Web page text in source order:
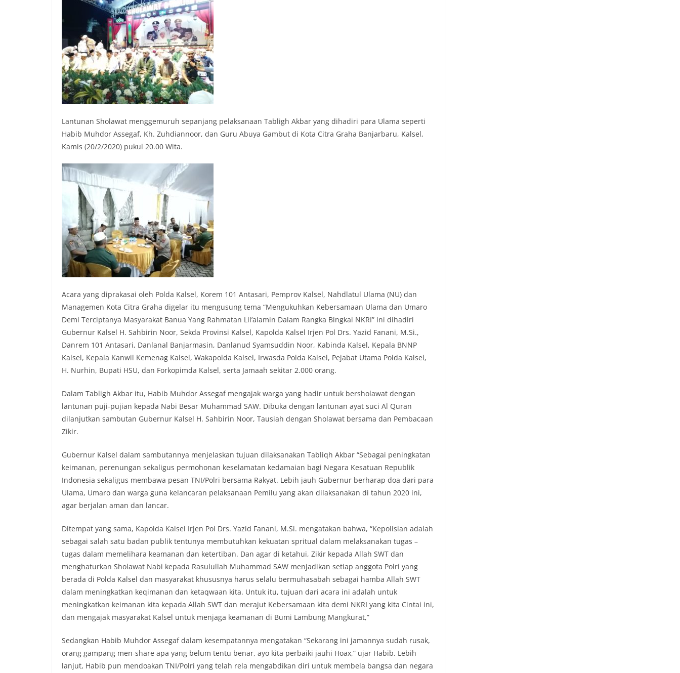
Lantunan Sholawat menggemuruh sepanjang pelaksanaan Tabligh Akbar yang dihadiri para Ulama seperti
Habib Muhdor Assegaf, Kh. Zuhdiannoor, dan Guru Abuya Gambut di Kota Citra Graha Banjarbaru, Kalsel,
Kamis (20/2/2020) pukul 20.00 Wita.
Acara yang diprakasai oleh Polda Kalsel, Korem 101 Antasari, Pemprov Kalsel, Nahdlatul Ulama (NU) dan
Managemen Kota Citra Graha digelar itu mengusung tema “Mengukuhkan Kebersamaan Ulama dan Umaro
Demi Terciptanya Masyarakat Banua Yang Rahmatan Lil’alamin Dalam Rangka Bingkai NKRI” ini dihadiri
Gubernur Kalsel H. Sahbirin Noor, Sekda Provinsi Kalsel, Kapolda Kalsel Irjen Pol Drs. Yazid Fanani, M.Si.,
Danrem 101 Antasari, Danlanal Banjarmasin, Danlanud Syamsuddin Noor, Kabinda Kalsel, Kepala BNNP
Kalsel, Kepala Kanwil Kemenag Kalsel, Wakapolda Kalsel, Irwasda Polda Kalsel, Pejabat Utama Polda Kalsel,
H. Nurhin, Bupati HSU, dan Forkopimda Kalsel, serta Jamaah sekitar 2.000 orang.
Dalam Tabligh Akbar itu, Habib Muhdor Assegaf mengajak warga yang hadir untuk bersholawat dengan
lantunan puji-pujian kepada Nabi Besar Muhammad SAW. Dibuka dengan lantunan ayat suci Al Quran
dilanjutkan sambutan Gubernur Kalsel H. Sahbirin Noor, Tausiah dengan Sholawat bersama dan Pembacaan
Zikir.
Gubernur Kalsel dalam sambutannya menjelaskan tujuan dilaksanakan Tabliqh Akbar “Sebagai peningkatan
keimanan, perenungan sekaligus permohonan keselamatan kedamaian bagi Negara Kesatuan Republik
Indonesia sekaligus membawa pesan TNI/Polri bersama Rakyat. Lebih jauh Gubernur berharap doa dari para
Ulama, Umaro dan warga guna kelancaran pelaksanaan Pemilu yang akan dilaksanakan di tahun 2020 ini,
agar berjalan aman dan lancar.
Ditempat yang sama, Kapolda Kalsel Irjen Pol Drs. Yazid Fanani, M.Si. mengatakan bahwa, “Kepolisian adalah
sebagai salah satu badan publik tentunya membutuhkan kekuatan spritual dalam melaksanakan tugas –
tugas dalam memelihara keamanan dan ketertiban. Dan agar di ketahui, Zikir kepada Allah SWT dan
menghaturkan Sholawat Nabi kepada Rasulullah Muhammad SAW menjadikan setiap anggota Polri yang
berada di Polda Kalsel dan masyarakat khususnya harus selalu bermuhasabah sebagai hamba Allah SWT
dalam meningkatkan keqimanan dan ketaqwaan kita. Untuk itu, tujuan dari acara ini adalah untuk
meningkatkan keimanan kita kepada Allah SWT dan merajut Kebersamaan kita demi NKRI yang kita Cintai ini,
dan mengajak masyarakat Kalsel untuk menjaga keamanan di Bumi Lambung Mangkurat,”
Sedangkan Habib Muhdor Assegaf dalam kesempatannya mengatakan “Sekarang ini jamannya sudah rusak,
orang gampang men-share apa yang belum tentu benar, ayo kita perbaiki jauhi Hoax,” ujar Habib. Lebih
lanjut, Habib pun mendoakan TNI/Polri yang telah rela mengabdikan diri untuk membela bangsa dan negara